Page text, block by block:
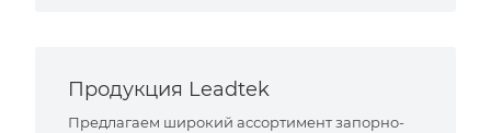
Продукция Leadtek
Предлагаем широкий ассортимент запорно-